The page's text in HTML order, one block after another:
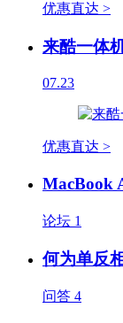
优惠直达 >
来酷一体
07.23
优惠直达 >
MacBook
论坛 1
何为单反
问答 4